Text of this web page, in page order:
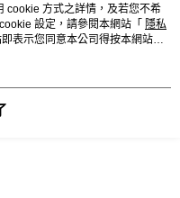
cookie 方式之詳情，及若您不希
設定，請參閱本網站「 隱私
表示您同意本公司得按本網站使